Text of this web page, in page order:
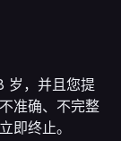
岁，并且您提
准确、不完整
即终止。